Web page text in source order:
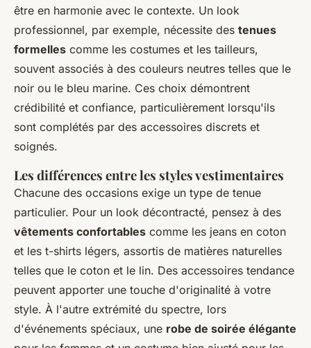
être en harmonie avec le contexte. Un look
professionnel, par exemple, nécessite des tenues
formelles comme les costumes et les tailleurs,
souvent associés à des couleurs neutres telles que le
noir ou le bleu marine. Ces choix démontrent
crédibilité et confiance, particulièrement lorsqu'ils
sont complétés par des accessoires discrets et
soignés.
Les différences entre les styles vestimentaires
Chacune des occasions exige un type de tenue
particulier. Pour un look décontracté, pensez à des
vêtements confortables comme les jeans en coton
et les t-shirts légers, assortis de matières naturelles
telles que le coton et le lin. Des accessoires tendance
peuvent apporter une touche d'originalité à votre
style. À l'autre extrémité du spectre, lors
d'événements spéciaux, une robe de soirée élégante